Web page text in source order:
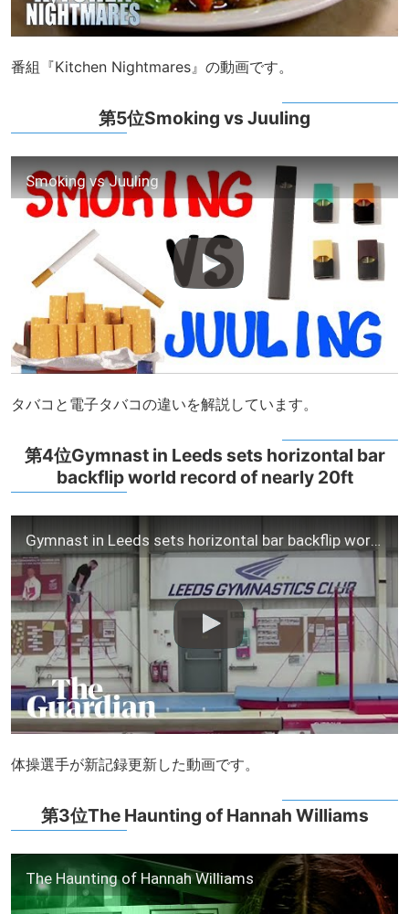
番組『Kitchen Nightmares』の動画です。
第5位Smoking vs Juuling
Smoking vs Juuling
タバコと電子タバコの違いを解説しています。
第4位Gymnast in Leeds sets horizontal bar
backflip world record of nearly 20ft
Gymnast in Leeds sets horizontal bar backflip world record of nearly 20ft
体操選手が新記録更新した動画です。
第3位The Haunting of Hannah Williams
The Haunting of Hannah Williams